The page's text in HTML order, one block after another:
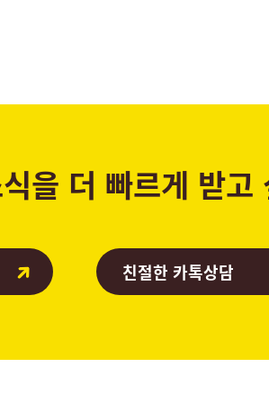
을 더 빠르게 받고
친절한 카톡상담